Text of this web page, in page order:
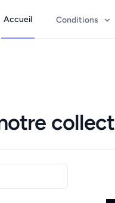
Accueil Conditions